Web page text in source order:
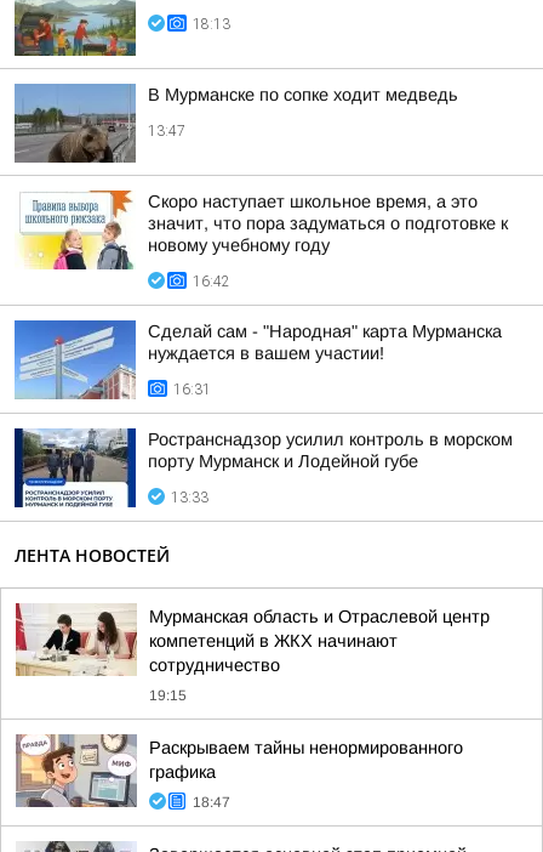
18:13
В Мурманске по сопке ходит медведь
13:47
Скоро наступает школьное время, а это
значит, что пора задуматься о подготовке к
новому учебному году
16:42
Сделай сам - "Народная" карта Мурманска
нуждается в вашем участии!
16:31
Ространснадзор усилил контроль в морском
порту Мурманск и Лодейной губе
13:33
ЛЕНТА НОВОСТЕЙ
Мурманская область и Отраслевой центр
компетенций в ЖКХ начинают
сотрудничество
19:15
Раскрываем тайны ненормированного
графика
18:47